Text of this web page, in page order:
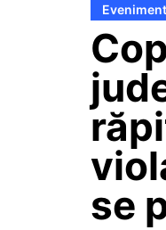
Eveniment
se